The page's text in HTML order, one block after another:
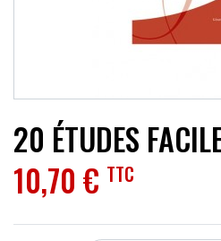
20 ÉTUDES
10,70 € TTC